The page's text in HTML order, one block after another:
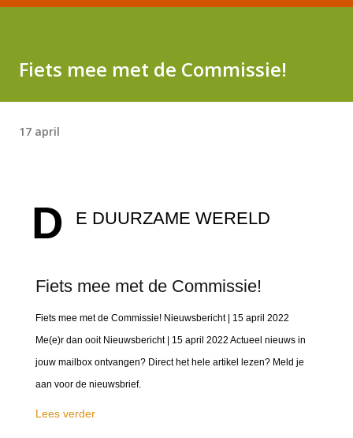
Fiets mee met de Commissie!
17 april
D E DUURZAME WERELD
Fiets mee met de Commissie!
Fiets mee met de Commissie! Nieuwsbericht | 15 april 2022
Me(e)r dan ooit Nieuwsbericht | 15 april 2022 Actueel nieuws in
jouw mailbox ontvangen? Direct het hele artikel lezen? Meld je
aan voor de nieuwsbrief.
Lees verder